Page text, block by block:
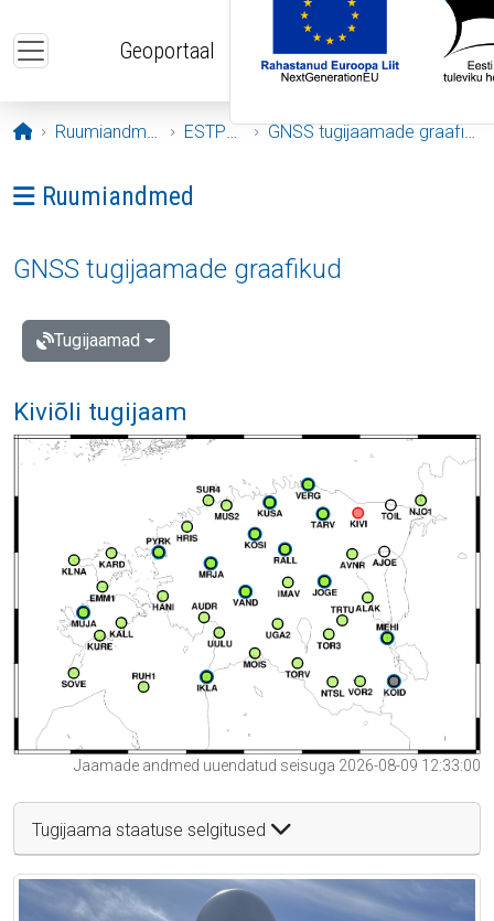
Geoportaal
Avaleht
Ruumiandmed ESTPOS GNSS tugijaamade graafikud
Ava menüü: Ruumiandmed
Ruumiandmed
GNSS tugijaamade graafikud
Tugijaamad
Kiviõli tugijaam
Jaamade andmed uuendatud seisuga 2026-08-09 12:33:00
Tugijaama staatuse selgitused